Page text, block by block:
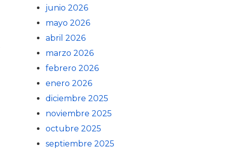
junio 2026
mayo 2026
abril 2026
marzo 2026
febrero 2026
enero 2026
diciembre 2025
noviembre 2025
octubre 2025
septiembre 2025